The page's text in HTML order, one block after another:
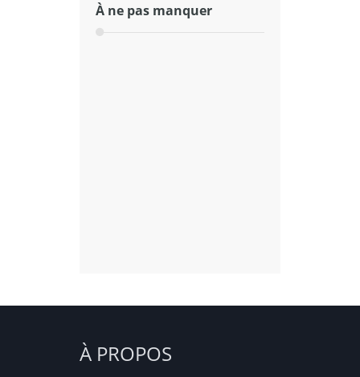
À ne pas manquer
À PROPOS